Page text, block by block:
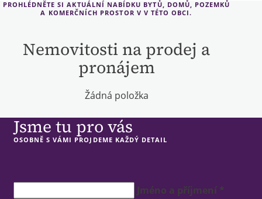
PROHLÉDNĚTE SI AKTUÁLNÍ NABÍDKU BYTŮ, DOMŮ, POZEMKŮ
A KOMERČNÍCH PROSTOR V V TÉTO OBCI.
Nemovitosti na prodej a
pronájem
Žádná položka
Jsme tu pro vás
OSOBNĚ S VÁMI PROJDEME KAŽDÝ DETAIL
Jméno a příjmení *